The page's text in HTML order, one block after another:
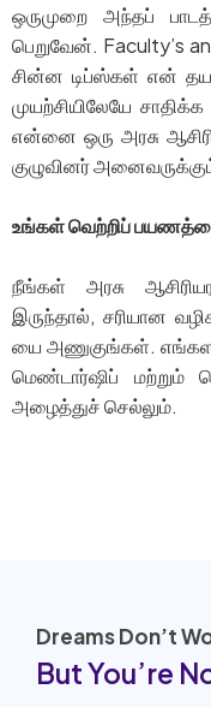
ஒருமுறை அந்தப்
பெறுவேன். Faculty’s
சின்ன டிப்ஸ்கள் என்
முயற்சியிலேயே
என்னை ஒரு அரசு
குழுவினர்
உங்கள் வெற்றிப்
நீங்கள் அரசு
இருந்தால், சரியான
யை அணுகுங்கள்.
மெண்டார்ஷிப் மற்றும்
அழைத்துச் செல்லும்.
Dreams Don’t
But You’re